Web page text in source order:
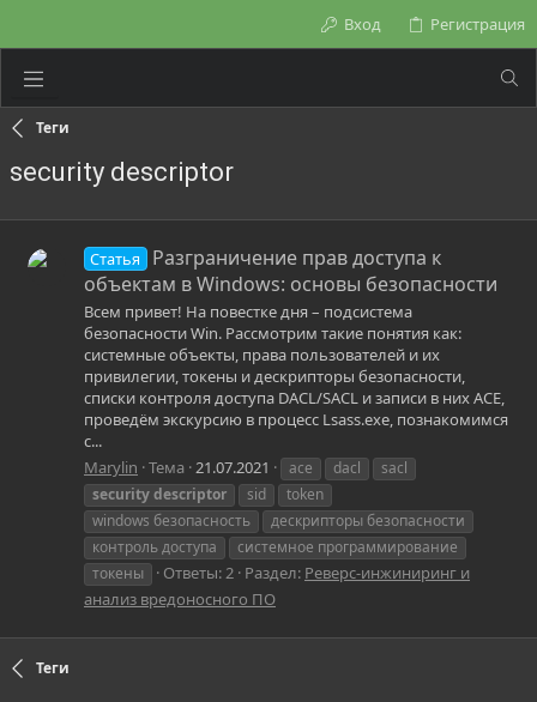
Вход Регистрация
Теги
security descriptor
Статья
Разграничение прав доступа к
объектам в Windows: основы безопасности
Всем привет! На повестке дня – подсистема
безопасности Win. Рассмотрим такие понятия как:
системные объекты, права пользователей и их
привилегии, токены и дескрипторы безопасности,
списки контроля доступа DACL/SACL и записи в них ACE,
проведём экскурсию в процесс Lsass.exe, познакомимся
с...
Marylin Тема 21.07.2021 ace dacl
sacl
securitydescriptor sid
token
windows безопасность
дескрипторы безопасности
контроль доступа
системное программирование
токены
Ответы: 2 Раздел: Реверс-инжиниринг и
анализ вредоносного ПО
Теги